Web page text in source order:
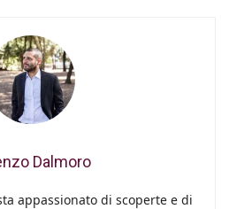
Dalmoro
appassionato di scoperte e di